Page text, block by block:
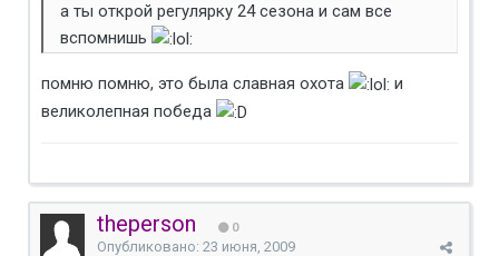
а ты открой регулярку 24 сезона и сам все
вспомнишь
помню помню, это была славная охота
и
великолепная победа
theperson 0
Опубликовано: 23 июня, 2009